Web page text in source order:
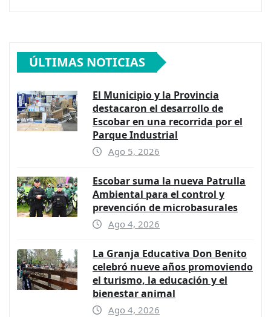
ÚLTIMAS NOTICIAS
El Municipio y la Provincia
destacaron el desarrollo de
Escobar en una recorrida por el
Parque Industrial
Ago 5, 2026
Escobar suma la nueva Patrulla
Ambiental para el control y
prevención de microbasurales
Ago 4, 2026
La Granja Educativa Don Benito
celebró nueve años promoviendo
el turismo, la educación y el
bienestar animal
Ago 4, 2026